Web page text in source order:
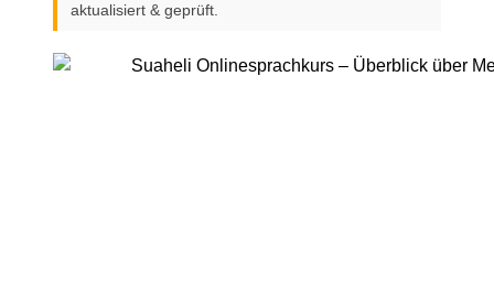
aktualisiert & geprüft.